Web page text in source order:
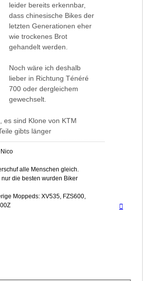
leider bereits erkennbar,
dass chinesische Bikes der
letzten Generationen eher
wie trockenes Brot
gehandelt werden.
Noch wäre ich deshalb
lieber in Richtung Ténéré
700 oder dergleichem
gewechselt.
es sind Klone von KTM
gibts länger
alle Menschen gleich.
nur die besten wurden Biker
Moppeds: XV535, FZS600,